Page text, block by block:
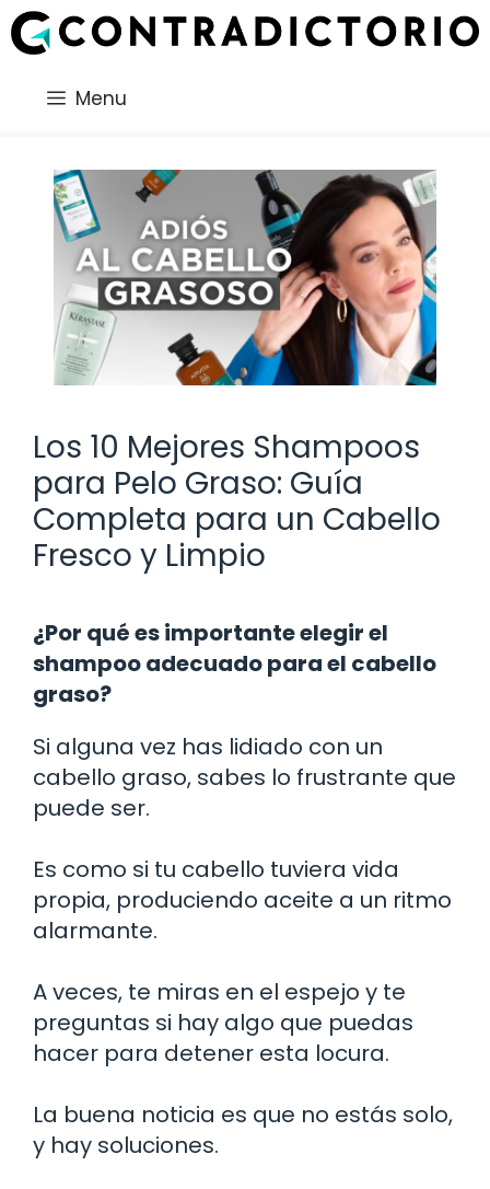
Saltar
al
Menu
Los 10 Mejores Shampoos
para Pelo Graso: Guía
Completa para un Cabello
Fresco y Limpio
¿Por qué es importante elegir el
shampoo adecuado para el cabello
graso?
Si alguna vez has lidiado con un
cabello graso, sabes lo frustrante que
puede ser.
Es como si tu cabello tuviera vida
propia, produciendo aceite a un ritmo
alarmante.
A veces, te miras en el espejo y te
preguntas si hay algo que puedas
hacer para detener esta locura.
La buena noticia es que no estás solo,
y hay soluciones.